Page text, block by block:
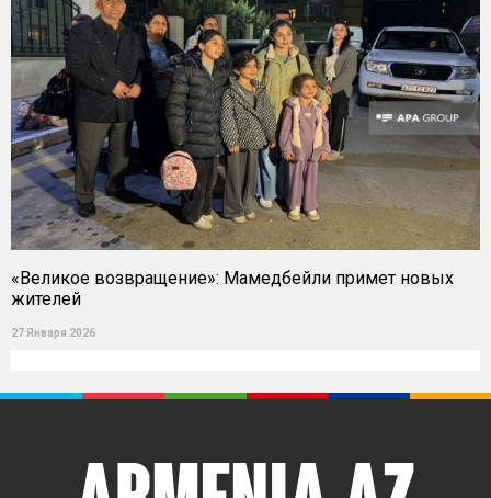
«Великое возвращение»: Мамедбейли примет новых
жителей
27 Января 2026